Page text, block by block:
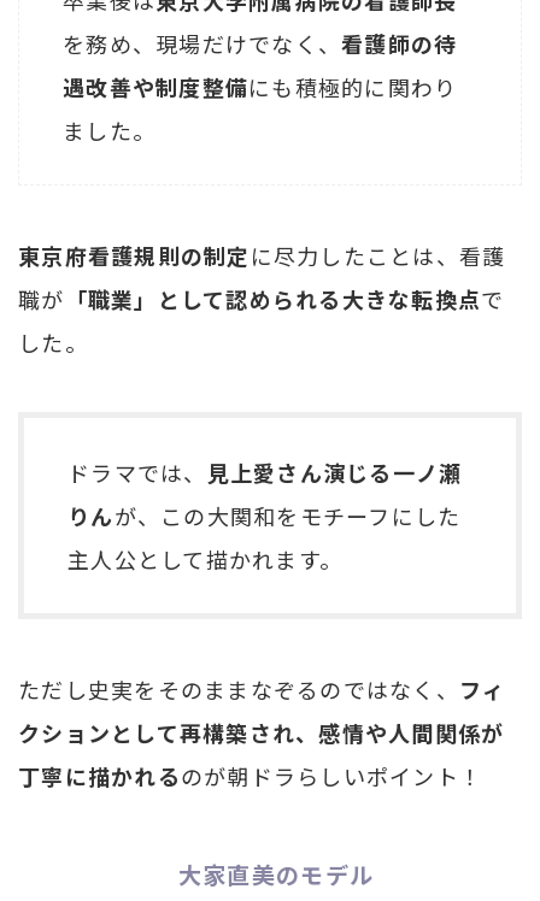
を務め、現場だけでなく、看護師の待
遇改善や制度整備にも積極的に関わり
ました。
東京府看護規則の制定に尽力したことは、看護
職が 「職業」として認められる大きな転換点で
した。
ドラマでは、
見上愛さん演じる一ノ瀬
りんが、この大関和をモチーフにした
主人公として描かれます。
ただし史実をそのままなぞるのではなく、 フィ
クションとして再構築され、感情や人間関係が
丁寧に描かれるのが朝ドラらしいポイント！
大家直美のモデル